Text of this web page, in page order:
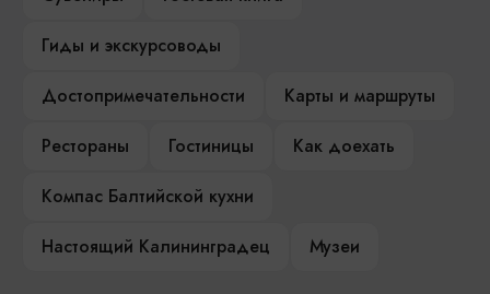
Гиды и экскурсоводы
Достопримечательности
Карты и маршруты
Рестораны
Гостиницы
Как доехать
Компас Балтийской кухни
Настоящий Калининградец
Музеи